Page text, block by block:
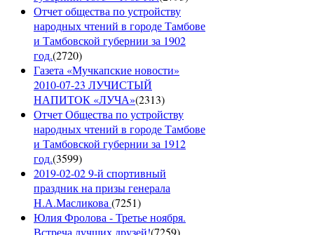
Отчет общества по устройству
народных чтений в городе Тамбове
и Тамбовской губернии за 1902
год.(2720)
Газета «Мучкапские новости»
2010-07-23 ЛУЧИСТЫЙ
НАПИТОК «ЛУЧА»(2313)
Отчет Общества по устройству
народных чтений в городе Тамбове
и Тамбовской губернии за 1912
год.(3599)
2019-02-02 9-й спортивный
праздник на призы генерала
Н.А.Масликова(7251)
Юлия Фролова - Третье ноября.